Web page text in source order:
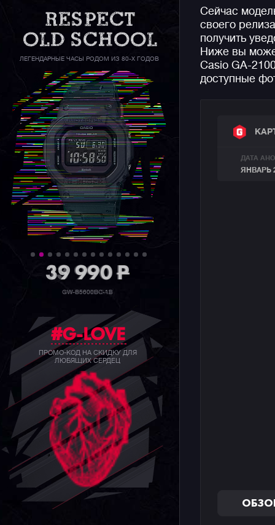
ЛЕГЕНДАРНЫЕ ЧАСЫ РОДОМ ИЗ 80-Х ГОДОВ
39 990P
GW-B5600BC-1B
#G-LOVE
ПРОМО-КОД НА СКИДКУ ДЛЯ
ЛЮБЯЩИХ СЕРДЕЦ
Сейчас
своего
получить
Ниже вы
Casio GA-
доступные
ДАТА
ЯНВАРЬ